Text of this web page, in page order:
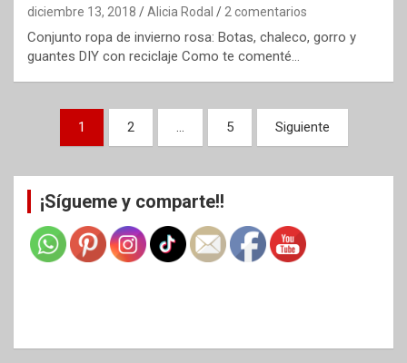
diciembre 13, 2018 Alicia Rodal 2 comentarios
Conjunto ropa de invierno rosa: Botas, chaleco, gorro y
guantes DIY con reciclaje Como te comenté…
Paginación
entradas
1 2 … 5 Siguiente
¡Sígueme y comparte!!